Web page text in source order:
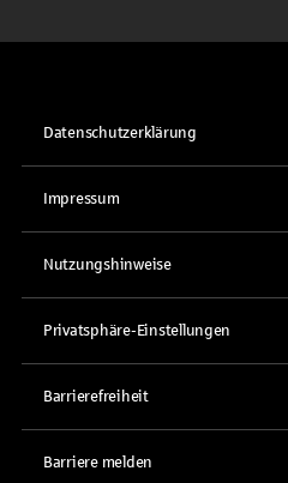
Datenschutzerklärung
Impressum
Nutzungshinweise
Privatsphäre-Einstellungen
Barrierefreiheit
Barriere melden